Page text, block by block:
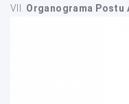
VII. Organograma